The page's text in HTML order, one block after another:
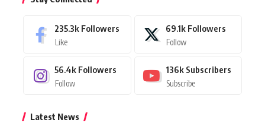
235.3k Followers
Like
69.1k Followers
Follow
56.4k Followers
Follow
136k Subscribers
Subscribe
Latest News